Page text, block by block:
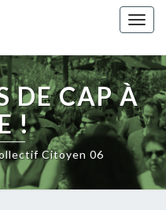
DE CAP À
!
Citoyen 06